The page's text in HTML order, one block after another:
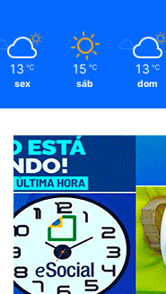
13 ℃
sex
15 ℃
sáb
13 ℃
dom